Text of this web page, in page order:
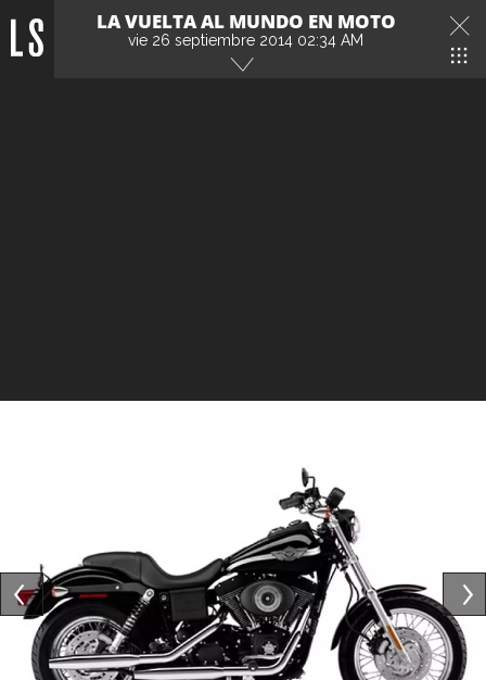
LA VUELTA AL MUNDO EN MOTO
vie 26 septiembre 2014 02:34 AM